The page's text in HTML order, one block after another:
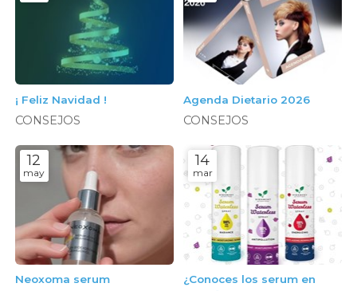
¡ Feliz Navidad !
CONSEJOS
Agenda Dietario 2026
CONSEJOS
12
may
Neoxoma serum
14
mar
¿Conoces los serum en